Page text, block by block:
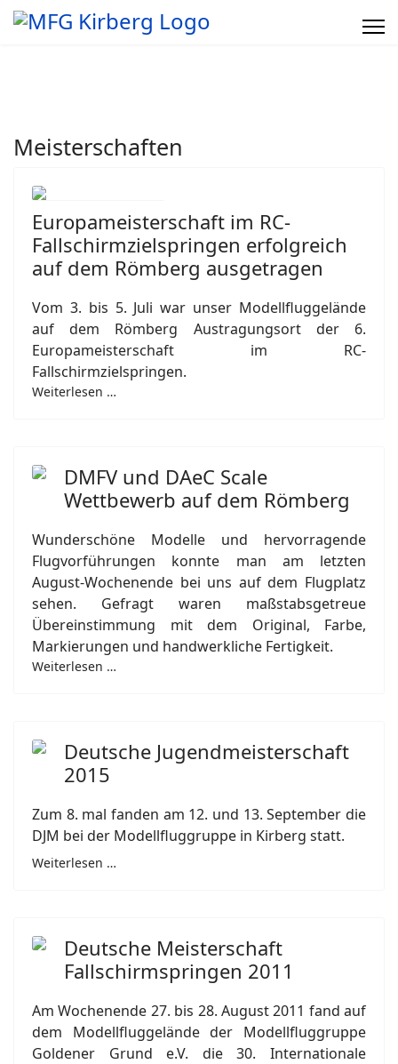
Meisterschaften
Europameisterschaft im RC-
Fallschirmzielspringen erfolgreich
auf dem Römberg ausgetragen
Vom 3. bis 5. Juli war unser Modellfluggelände
auf dem Römberg Austragungsort der 6.
Europameisterschaft im RC-
Fallschirmzielspringen.
Weiterlesen …
DMFV und DAeC Scale
Wettbewerb auf dem Römberg
Wunderschöne Modelle und hervorragende
Flugvorführungen konnte man am letzten
August-Wochenende bei uns auf dem Flugplatz
sehen. Gefragt waren maßstabsgetreue
Übereinstimmung mit dem Original, Farbe,
Markierungen und handwerkliche Fertigkeit.
Weiterlesen …
Deutsche Jugendmeisterschaft
2015
Zum 8. mal fanden am 12. und 13. September die
DJM bei der Modellfluggruppe in Kirberg statt.
Weiterlesen …
Deutsche Meisterschaft
Fallschirmspringen 2011
Am Wochenende 27. bis 28. August 2011 fand auf
dem Modellfluggelände der Modellfluggruppe
Goldener Grund e.V. die 30. Internationale